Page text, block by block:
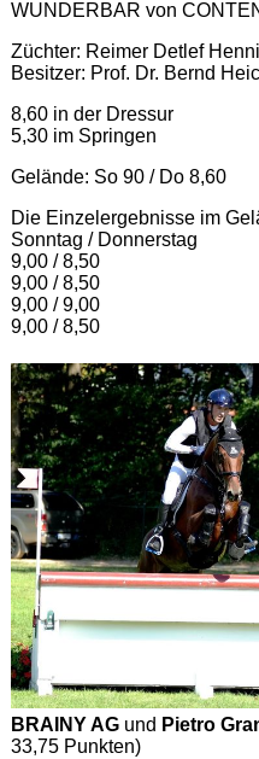
WUNDERBAR von
Züchter: Reimer Detlef
Besitzer: Prof. Dr. Bernd
8,60 in der Dressur
5,30 im Springen
Gelände: So 90 / Do 8,60
Die Einzelergebnisse im
Sonntag / Donnerstag
9,00 / 8,50
9,00 / 8,50
9,00 / 9,00
9,00 / 8,50
BRAINY AG und Pietro
33,75 Punkten)